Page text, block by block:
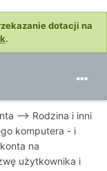
dotacji na
.
--> Rodzina i inni
komputera - i
na
użytkownika i